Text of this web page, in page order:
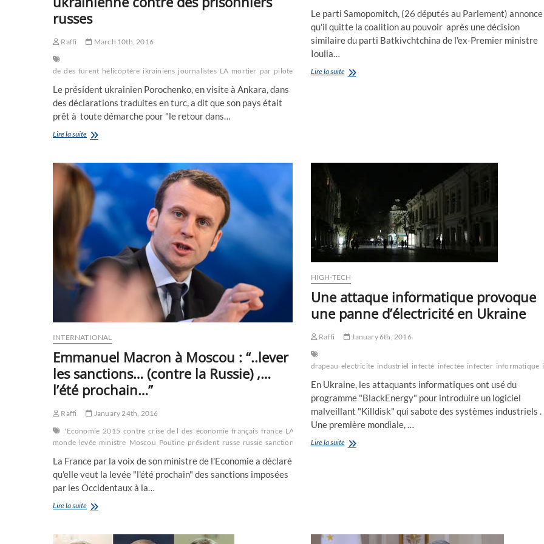
russe
russes
Raffi March 10th, 2016
de des furent hélicoptère ikrainiens journalistes LA mortier par pilote position russe Russes
Le président ukrainien Porochenko, en visite à Ankara, dans
des déclarations traduites en turc, a dit que son pays était
prêt à toute démarche pour "le retour dans…
Lire la suiteA
le
président
ukrainien
propose
l’échange
de
la
ukrainienne
contre
des
prisonniers
Le parti Samopomitch, (26 députés au Parlement) annonce
qu'il quitte la coalition au pouvoir après une décision
similaire du parti Batkivchtchina de l'ex-Premier ministre
Ioulia…
Lire la suiteUkraine
INTERNATIONAL
Emmanuel Macron à Moscou : “..lever
les sanctions… (contre la Russie) ,…
l’été prochain…”
Raffi
January 24th, 2016
'Economie 2015 contre crise de l des économie français france LA
monde levée ministre Moscou Poutine président russe russie sanctions ukraine ukrainienne
La France par la voix de son ministre de l'Economie a déclaré
qu'elle veut la levée "l'été prochain" des sanctions imposées
par les Occidentaux à la…
Lire la suiteEmmanuel
HIGH-TECH
Une attaque informatique provoque
une panne d’électricité en Ukraine
Raffi January 6th, 2016
drapeau electricite industriel infecté infectée infecter informatique
En Ukraine, les attaquants informatiques ont usé du
programme "BlackEnergy" pour introduire un logiciel
malveillant "Killdisk" qui sabote des systèmes industriels .
Une première mondiale, …
Lire la suiteUne